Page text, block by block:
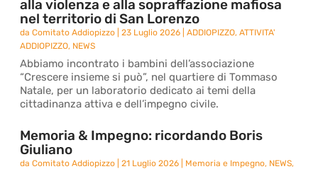
alla violenza e alla sopraffazione mafiosa
nel territorio di San Lorenzo
daComitato Addiopizzo |23 Luglio 2026 |ADDIOPIZZO,ATTIVITA'
ADDIOPIZZO, NEWS
Abbiamo incontrato i bambini dell’associazione
“Crescere insieme si può”, nel quartiere di Tommaso
Natale, per un laboratorio dedicato ai temi della
cittadinanza attiva e dell’impegno civile.
Memoria & Impegno: ricordando Boris
Giuliano
daComitato Addiopizzo |21 Luglio 2026 Memoria e Impegno, NEWS,